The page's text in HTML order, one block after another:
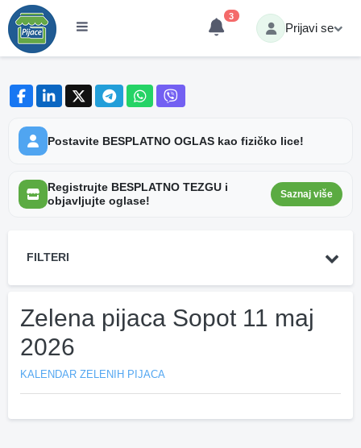
3
Prijavi se
Postavite BESPLATNO OGLAS kao fizičko lice!
Registrujte BESPLATNO TEZGU i
objavljujte oglase!
Saznaj više
FILTERI
Zelena pijaca Sopot 11 maj
2026
KALENDAR ZELENIH PIJACA